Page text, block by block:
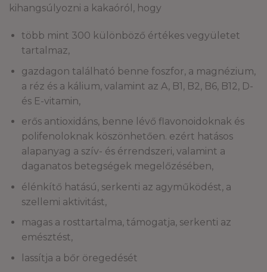
kihangsúlyozni a kakaóról, hogy
több mint 300 különböző értékes vegyületet
tartalmaz,
gazdagon található benne foszfor, a magnézium,
a réz és a kálium, valamint az A, B1, B2, B6, B12, D-
és E-vitamin,
erős antioxidáns, benne lévő flavonoidoknak és
polifenoloknak köszönhetően. ezért hatásos
alapanyag a szív- és érrendszeri, valamint a
daganatos betegségek megelőzésében,
élénkítő hatású, serkenti az agyműködést, a
szellemi aktivitást,
magas a rosttartalma, támogatja, serkenti az
emésztést,
lassítja a bőr öregedését